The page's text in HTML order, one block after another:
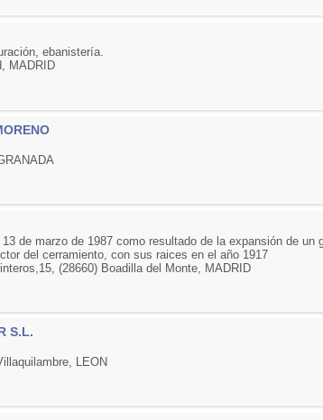
ebanistería.
MADRID
de marzo de 1987 como resultado de la expansión de un
del cerramiento, con sus raices en el año 1917
(28660) Boadilla del Monte, MADRID
S.L.
LEON